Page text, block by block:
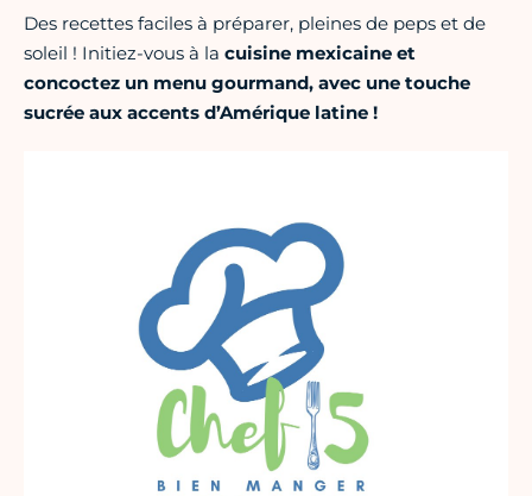
Des recettes faciles à préparer, pleines de peps et de
soleil ! Initiez-vous à la cuisine mexicaine et
concoctez un menu gourmand, avec une touche
sucrée aux accents d’Amérique latine !